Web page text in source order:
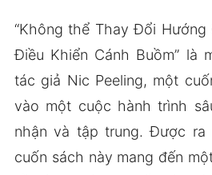
“Không thể Thay Đổi
Điều Khiển Cánh Buồm” là
tác giả Nic Peeling, một
vào một cuộc hành trình
nhận và tập trung. Được ra
cuốn sách này mang đến